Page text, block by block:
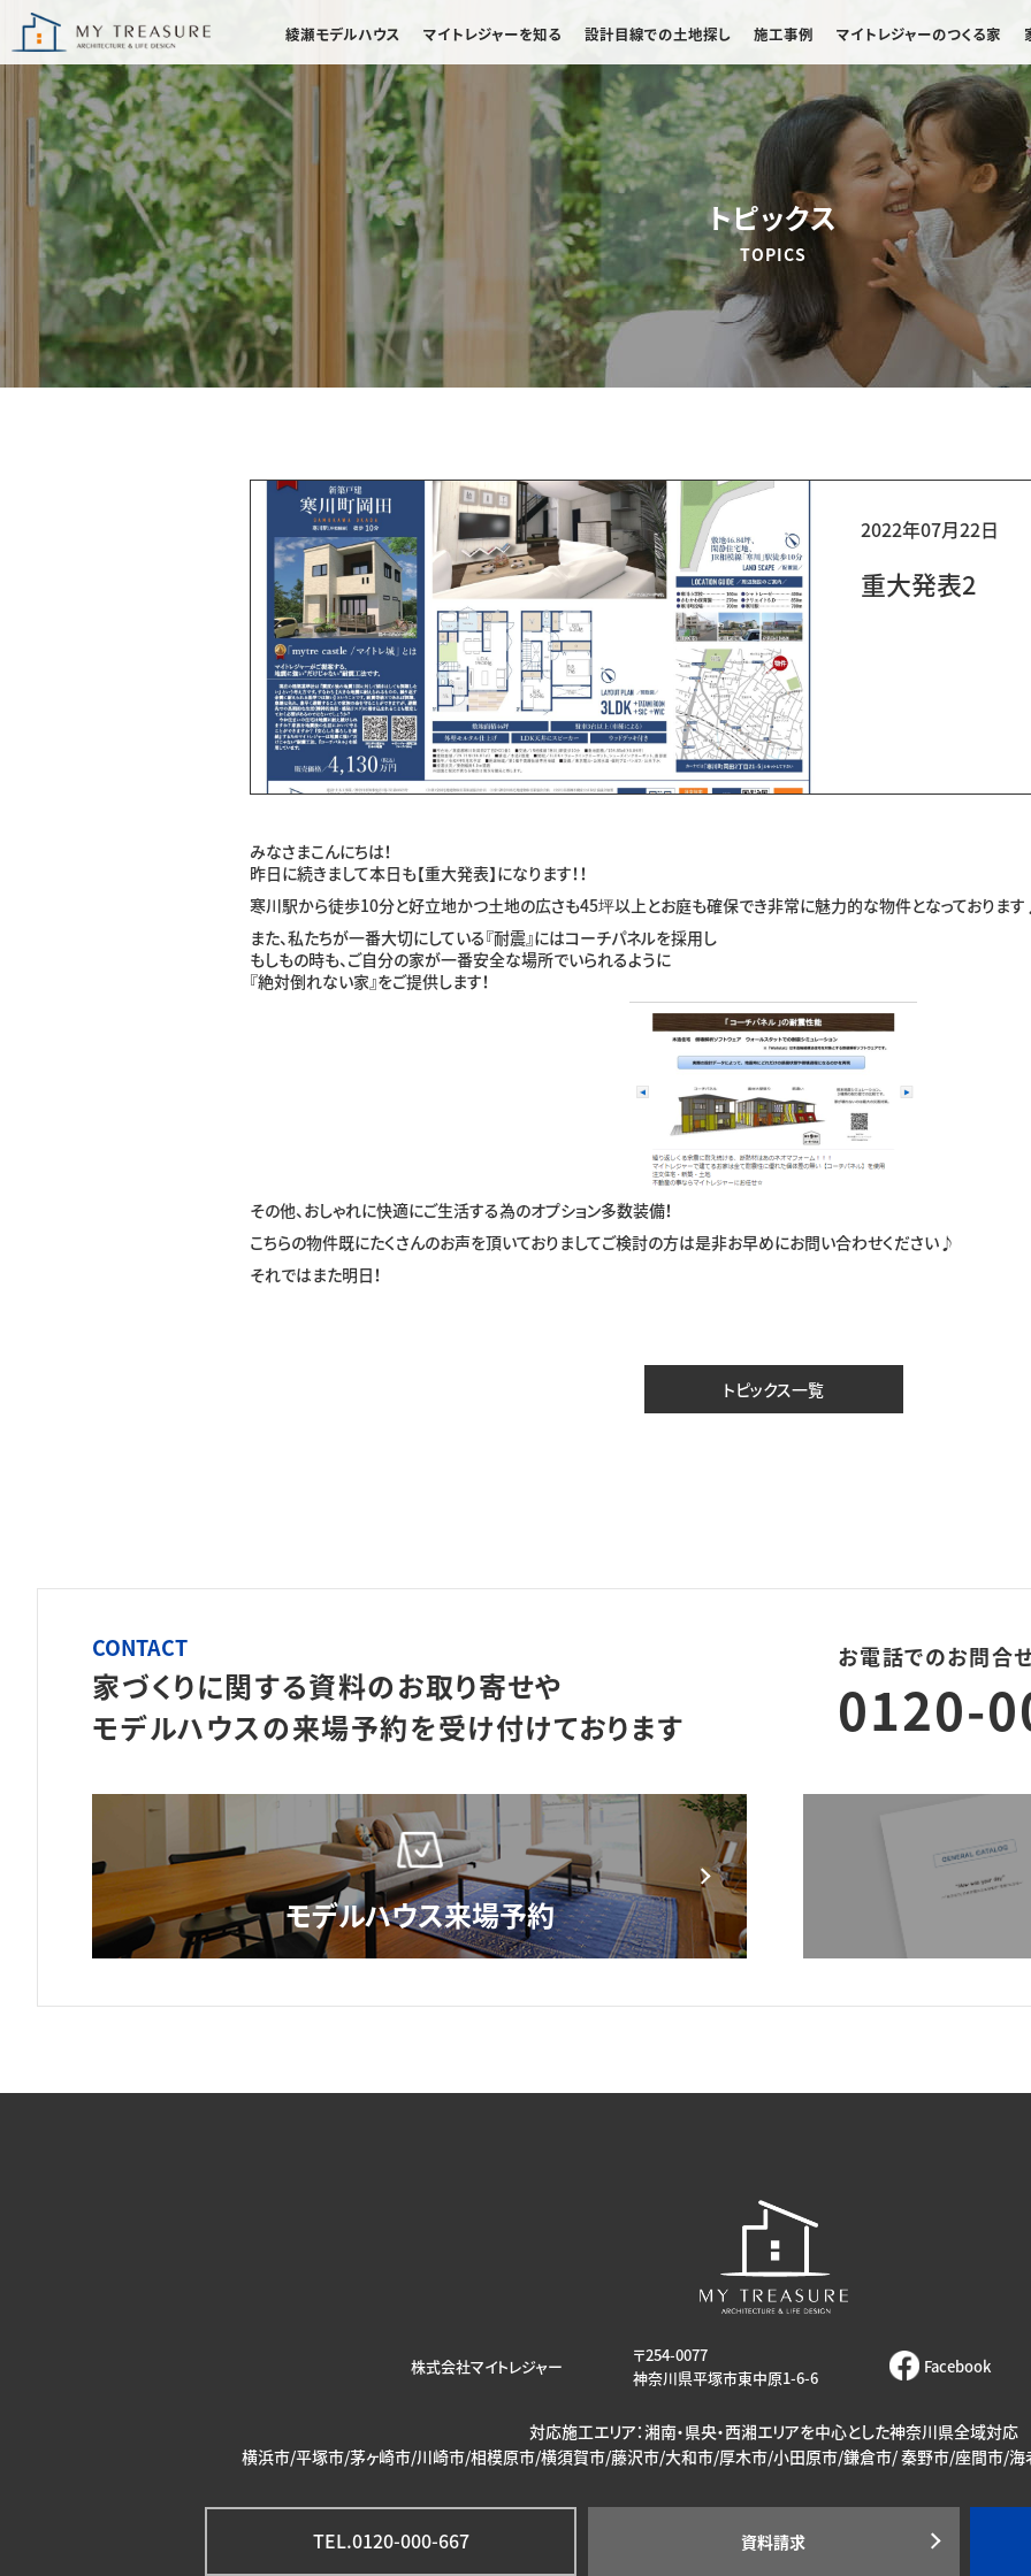
綾瀬モデルハウス マイトレジャーを知る 設計目線での土地探し 施工事例 マイトレジャーのつくる家
トピックス
TOPICS
2022年07月22日
重大発表2
みなさまこんにちは！
昨日に続きまして本日も【重大発表】になります！！
寒川駅から徒歩10分と好立地かつ土地の広さも45坪以上とお庭も確保でき非常に魅力的な物件となっておりま
また、私たちが一番大切にしている『耐震』にはコーチパネルを採用し
もしもの時も、ご自分の家が一番安全な場所でいられるように
『絶対倒れない家』をご提供します！
その他、おしゃれに快適にご生活する為のオプション多数装備！
こちらの物件既にたくさんのお声を頂いておりましてご検討の方は是非お早めにお問い合わせください♪
それではまた明日！
トピックス一覧
CONTACT
家づくりに関する資料のお取り寄せや
モデルハウスの来場予約を受け付けております
お電話でのお問合
0120-
株式会社マイトレジャー
〒254-0077
神奈川県平塚市東中原1-6-6
Facebook
対応施工エリア：湘南・県央・西湘エリアを中心とした神奈川県全域対応
横浜市/平塚市/茅ヶ崎市/川崎市/相模原市/横須賀市/藤沢市/大和市/厚木市/小田原市/鎌倉市/ 秦野市/座間市/
TEL.0120-000-667 資料請求